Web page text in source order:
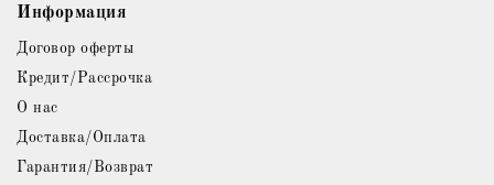
Информация
Договор оферты
Кредит/Рассрочка
О нас
Доставка/Оплата
Гарантия/Возврат